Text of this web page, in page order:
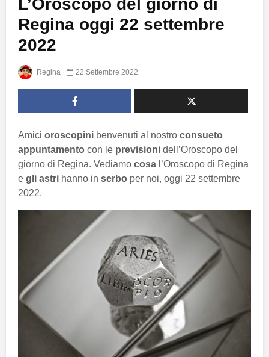
L’Oroscopo del giorno di
Regina oggi 22 settembre
2022
Regina 22 Settembre 2022
Amici oroscopini benvenuti al nostro consueto
appuntamento con le previsioni dell’Oroscopo del
giorno di Regina. Vediamo cosa l’Oroscopo di Regina
e gli astri hanno in serbo per noi, oggi 22 settembre
2022.